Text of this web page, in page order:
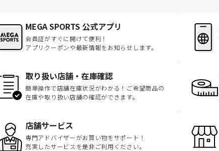
MEGA SPORTS 公式アプリ
会員証がすぐに開けて便利！
アプリクーポンや最新情報をお知らせします。
取り扱い店舗・在庫確認
簡単操作で店舗在庫状況がわかる！ご希望商品の
在庫や取り扱い店舗の確認ができます。
店舗サービス
専門アドバイザーがお買い物をサポート！
充実したサービスを是非ご利用ください。